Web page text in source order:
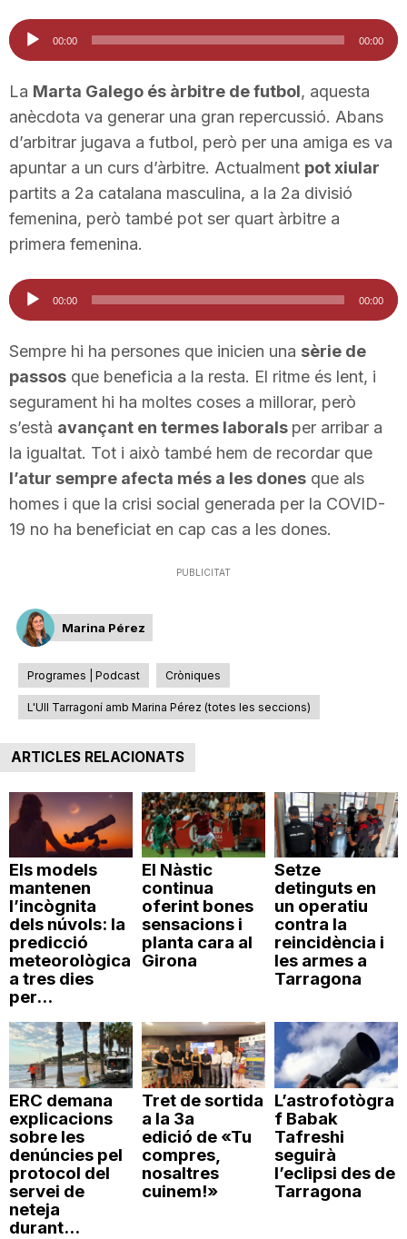
Reproductor
d'àudio
00:00 00:00
La Marta Galego és àrbitre de futbol, aquesta
anècdota va generar una gran repercussió. Abans
d’arbitrar jugava a futbol, però per una amiga es va
apuntar a un curs d’àrbitre. Actualment pot xiular
partits a 2a catalana masculina, a la 2a divisió
femenina, però també pot ser quart àrbitre a
primera femenina.
Reproductor
d'àudio
00:00 00:00
Sempre hi ha persones que inicien una sèrie de
passos que beneficia a la resta. El ritme és lent, i
segurament hi ha moltes coses a millorar, però
s’està avançant en termes laborals per arribar a
la igualtat. Tot i això també hem de recordar que
l’atur sempre afecta més a les dones que als
homes i que la crisi social generada per la COVID-
19 no ha beneficiat en cap cas a les dones.
PUBLICITAT
Marina Pérez
Programes | Podcast Cròniques
L'Ull Tarragoní amb Marina Pérez (totes les seccions)
ARTICLES RELACIONATS
Els models
mantenen
l’incògnita
dels núvols: la
predicció
meteorològica
a tres dies
per...
El Nàstic
continua
oferint bones
sensacions i
planta cara al
Girona
Setze
detinguts en
un operatiu
contra la
reincidència i
les armes a
Tarragona
ERC demana
explicacions
sobre les
denúncies pel
protocol del
servei de
neteja
durant...
Tret de sortida
a la 3a
edició de «Tu
compres,
nosaltres
cuinem!»
L’astrofotògra
f Babak
Tafreshi
seguirà
l’eclipsi des de
Tarragona